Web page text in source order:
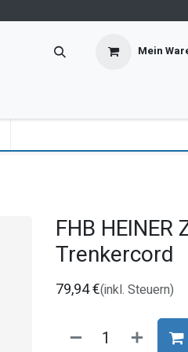
Mein
FHB
Trenkercord
79,94€(inkl. Steuern)